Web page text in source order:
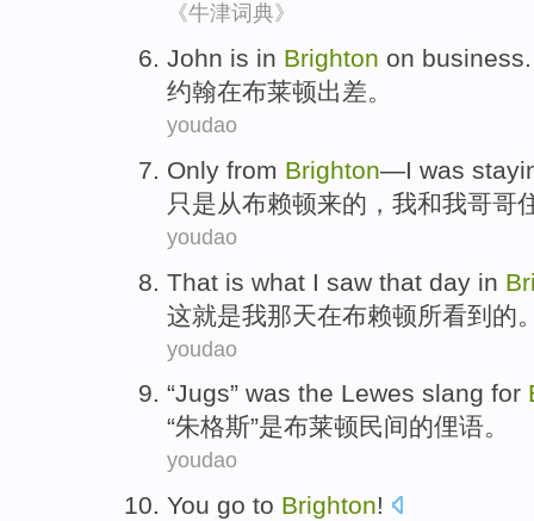
《牛津词典》
John is in Brighton on business.
约翰在布莱顿出差。
youdao
Only from Brighton—I was
只是从布赖顿来的， 我和我哥哥
youdao
That is what I saw that day in
这就是我那天在布赖顿所看到 的
youdao
“Jugs” was the Lewes slang for
“朱格斯”是布莱顿民间的俚语。
youdao
You go to Brighton!